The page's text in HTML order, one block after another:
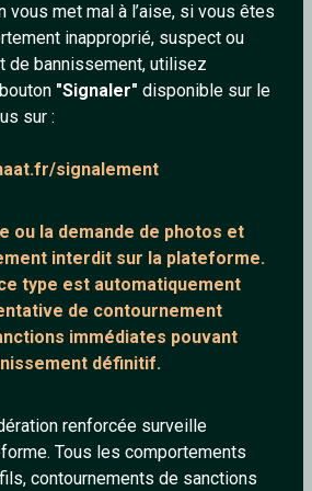
vous met mal à l’aise, si vous êtes
inapproprié, suspect ou
de bannissement, utilisez
"Signaler" disponible sur le
sur :
signalement
ou la demande de photos et
interdit sur la plateforme.
type est automatiquement
de contournement
immédiates pouvant
définitif.
renforcée surveille
Tous les comportements
contournements de sanctions
Blackos
unTerrestre
46 ans